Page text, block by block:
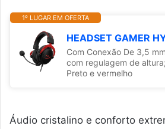
1º LUGAR EM OFERTA
Com Conexão De 3,5
com regulagem de
Preto e vermelho
Áudio cristalino e conforto